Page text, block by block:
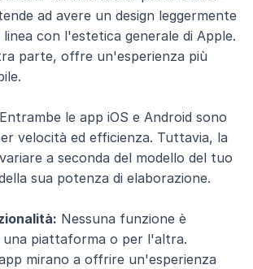
ad avere un design leggermente
con l'estetica generale di Apple.
parte, offre un'esperienza più
Entrambe le app iOS e Android sono
velocità ed efficienza. Tuttavia, la
a seconda del modello del tuo
sua potenza di elaborazione.
Nessuna funzione è
una piattaforma o per l'altra.
mirano a offrire un'esperienza